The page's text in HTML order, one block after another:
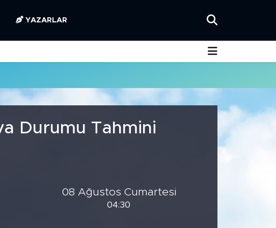
YAZARLAR
Durumu Tahmini
08 Ağustos Cumartesi
04:30